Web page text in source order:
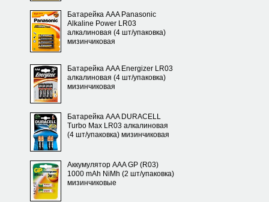
Батарейка AAA Panasonic
Alkaline Power LR03
алкалиновая (4 шт/упаковка)
мизинчиковая
Батарейка AAA Energizer LR03
алкалиновая (4 шт/упаковка)
мизинчиковая
Батарейка AAA DURACELL
Turbo Max LR03 алкалиновая
(4 шт/упаковка) мизинчиковая
Аккумулятор AAA GP (R03)
1000 mAh NiMh (2 шт/упаковка)
мизинчиковые